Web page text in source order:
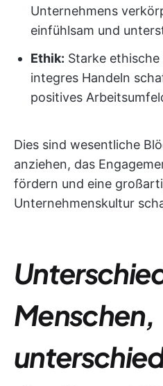
Unternehmens
einfühlsam und
Ethik: Starke
integres Handeln
positives
Dies sind wesentliche
anziehen, das
fördern und eine
Unternehmenskultur
Menschen,